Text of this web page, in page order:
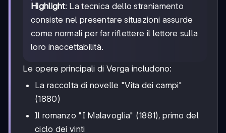
Highlight: La tecnica dello straniamento
consiste nel presentare situazioni assurde
come normali per far riflettere il lettore sulla
loro inaccettabilità.
Le opere principali di Verga includono:
La raccolta di novelle "Vita dei campi"
(1880)
Il romanzo "I Malavoglia" (1881), primo del
ciclo dei vinti